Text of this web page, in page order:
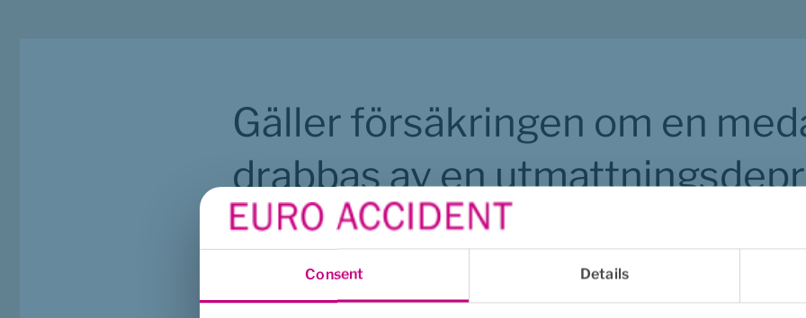
Consent Details
Gäller försäkringen om en
drabbas av en
Ja, det ingår besök hos psykolog eller psykoterapeut för
stress eller liknande. Även andra insatser kan bli aktuella. Det är alltid
som gör bedömningen om vilka åtgärder som behövs.